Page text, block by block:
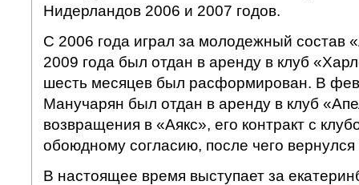
Нидерландов 2006 и 2007 годов.
С 2006 года играл за молодежный состав
2009 года был отдан в аренду в клуб
шесть месяцев был расформирован. В
Манучарян был отдан в аренду в клуб
возвращения в «Аякс», его контракт с
обоюдному согласию, после чего
В настоящее время выступает за